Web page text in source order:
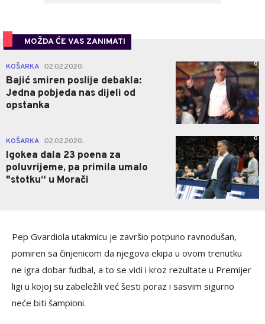
MOŽDA ĆE VAS ZANIMATI
KOŠARKA 02.02.2020.
Bajić smiren poslije debakla:
Jedna pobjeda nas dijeli od
opstanka
0
KOŠARKA 02.02.2020.
Igokea dala 23 poena za
poluvrijeme, pa primila umalo
"stotku“ u Morači
0
Pep Gvardiola utakmicu je završio potpuno ravnodušan,
pomiren sa činjenicom da njegova ekipa u ovom trenutku
ne igra dobar fudbal, a to se vidi i kroz rezultate u Premijer
ligi u kojoj su zabeležili već šesti poraz i sasvim sigurno
neće biti šampioni.